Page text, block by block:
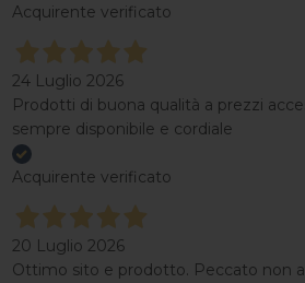
Acquirente verificato
24 Luglio 2026
Prodotti di buona qualità a prezzi
sempre disponibile e cordiale
Acquirente verificato
20 Luglio 2026
Ottimo sito e prodotto. Peccato non